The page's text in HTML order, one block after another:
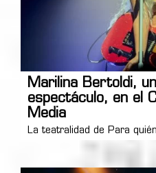
Marilina Bertoldi,
espectáculo, en el
Media
La teatralidad de Para